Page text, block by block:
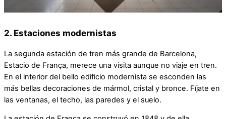
2. Estaciones modernistas
La segunda estación de tren más grande de Barcelona,
Estacio de França, merece una visita aunque no viaje en tren.
En el interior del bello edificio modernista se esconden las
más bellas decoraciones de mármol, cristal y bronce. Fíjate en
las ventanas, el techo, las paredes y el suelo.